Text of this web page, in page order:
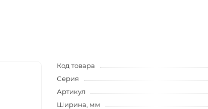
Код товара
Серия
Артикул
Ширина, мм